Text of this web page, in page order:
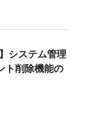
システム管理
ト削除機能の